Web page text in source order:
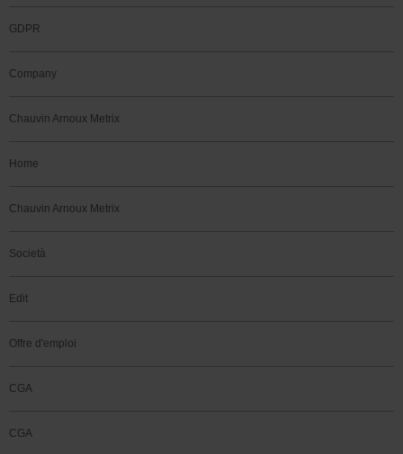
GDPR
Company
Chauvin Arnoux Metrix
Home
Chauvin Arnoux Metrix
Società
Edit
Offre d'emploi
CGA
CGA